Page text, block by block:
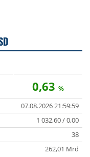
0,63 %
07.08.2026 21:59:59
1 032,60 / 0,00
38
262,01 Mrd